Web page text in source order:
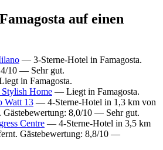
auf einen
— 3-Sterne-Hotel in Famagosta.
10 — Sehr gut.
in Famagosta.
Home — Liegt in Famagosta.
Watt 13 — 4-Sterne-Hotel in 1,3 km von
Gästebewertung: 8,0/10 — Sehr gut.
Centre — 4-Sterne-Hotel in 3,5 km
Gästebewertung: 8,8/10 —